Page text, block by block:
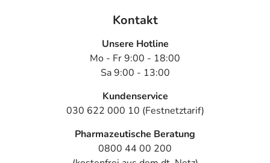
Erwachsene
Anwendungshinweise
Die Gesamtdosis sollte nicht ohne Rücksprache mit
Kontakt
Unsere Hotline
Mo - Fr 9:00 - 18:00
Sa 9:00 - 13:00
Kundenservice
030 622 000 10 (Festnetztarif)
Pharmazeutische Beratung
0800 44 00 200